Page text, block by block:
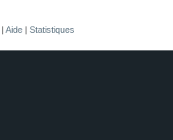
| Aide | Statistiques